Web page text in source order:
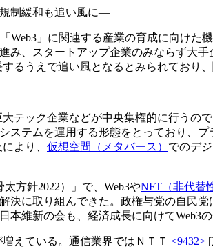
制緩和も追い風に―
」に関連する産業の育成に向けた
、スタートアップ企業のみならず大
るうえで追い風となるとみられており
テック企業などが中央集権的に行うの
ステムを運用する形態をとっており、
より、 仮想空間（メタバース） でのデ
方針2022）」で、Web3やNFT（非代替
に取り組んできた。政権与党の自民
維新の会も、経済成長に向けてWeb3
えている。通信業界ではＮＴＴ <9432>